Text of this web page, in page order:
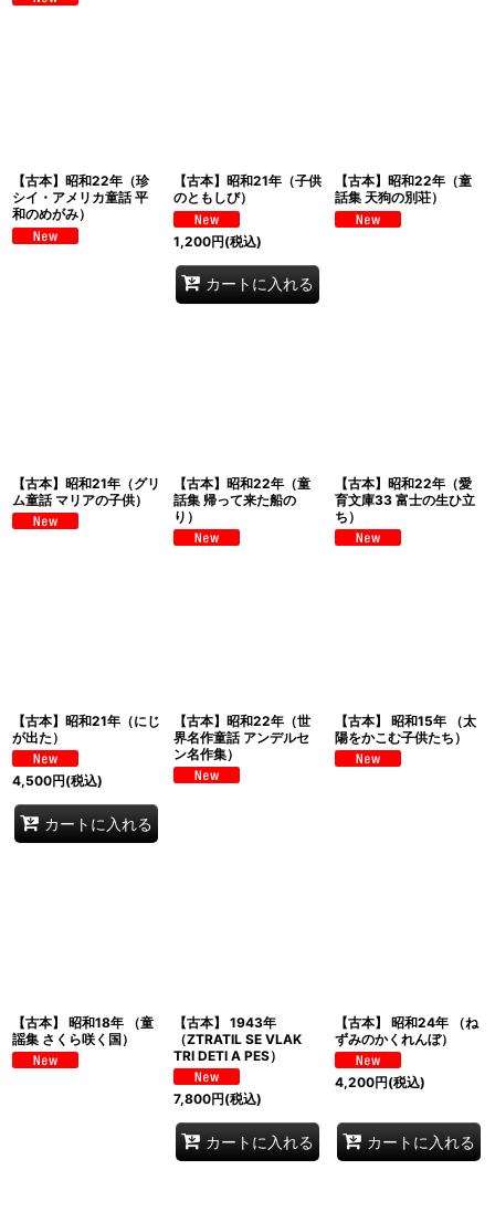
【古本】昭和22年（珍
シイ・アメリカ童話 平
和のめがみ）
【古本】昭和21年（子供
のともしび）
1,200円(税込)
カートに入れる
【古本】昭和22年（童
話集 天狗の別荘）
【古本】昭和21年（グリ
ム童話 マリアの子供）
【古本】昭和22年（童
話集 帰って来た船の
り）
【古本】昭和22年（愛
育文庫33 富士の生ひ立
ち）
【古本】昭和21年（にじ
が出た）
4,500円(税込)
カートに入れる
【古本】昭和22年（世
界名作童話 アンデルセ
ン名作集）
【古本】 昭和15年 （太
陽をかこむ子供たち）
【古本】 昭和18年 （童
謡集 さくら咲く国）
【古本】 1943年
（ZTRATIL SE VLAK
TRI DETI A PES）
7,800円(税込)
カートに入れる
【古本】 昭和24年 （ね
ずみのかくれんぼ）
4,200円(税込)
カートに入れる